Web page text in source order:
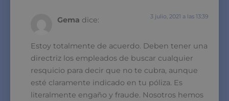
Gema dice: 3 julio, 2021 a las 13:39
Estoy totalmente de acuerdo. Deben tener una
directriz los empleados de buscar cualquier
resquicio para decir que no te cubra, aunque
esté claramente indicado en tu póliza. Es
literalmente engaño y fraude. Nosotros hemos